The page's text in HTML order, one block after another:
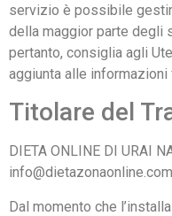
servizio è possibile
della maggior parte degli
pertanto, consiglia agli
aggiunta alle
Titolare del
DIETA ONLINE DI URAI
info@dietazonaonline.com
Dal momento che